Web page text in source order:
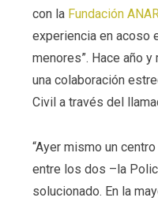
con la Fundación ANAR
experiencia en acoso
menores”. Hace año y
una colaboración
Civil a través del
“Ayer mismo un
entre los dos –la
solucionado. En la